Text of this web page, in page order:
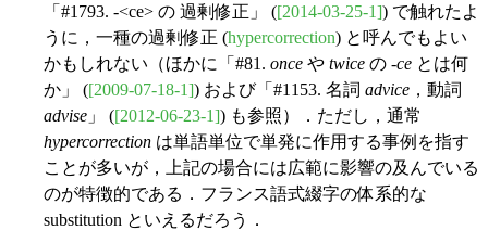
「#1793. -<ce> の 過剰修正」 ([2014-03-25-1]) で触れたよ
うに，一種の過剰修正 (hypercorrection) と呼んでもよい
かもしれない（ほかに「#81. once や twice の -ce とは何
か」 ([2009-07-18-1]) および「#1153. 名詞 advice ，動詞
advise 」 ([2012-06-23-1]) も参照）．ただし，通常
hypercorrection は単語単位で単発に作用する事例を指す
ことが多いが，上記の場合には広範に影響の及んでいる
のが特徴的である．フランス語式綴字の体系的な
substitution といえるだろう．